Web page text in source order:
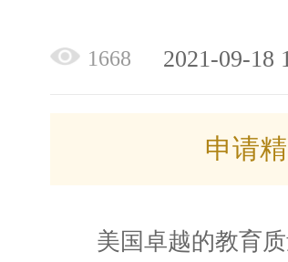
1668 2021-09-18
申请
美国卓越的教育